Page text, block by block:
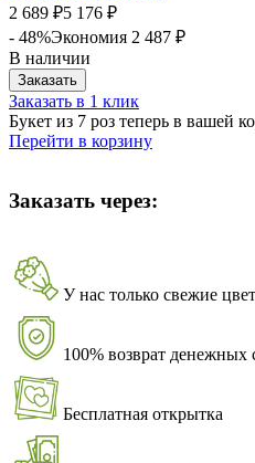
2 689 ₽5 176 ₽
- 48%Экономия 2 487 ₽
В наличии
Заказать
Заказать в 1 клик
Букет из 7 роз теперь в вашей
Перейти в корзину
Заказать через:
У нас только свежие
100% возврат денежных
Бесплатная открытка